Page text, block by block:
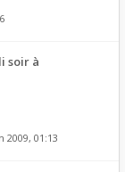
soir à
2009, 01:13